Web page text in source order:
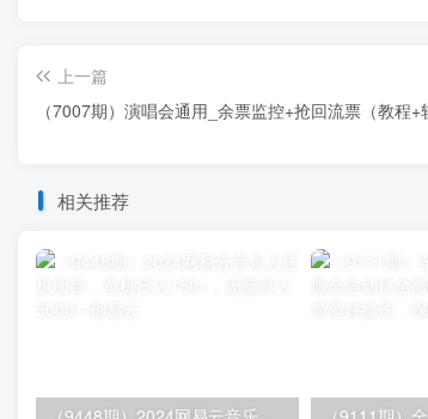
上一篇
（7007期）演唱会通用_余票监控+抢回流票（教程+
相关推荐